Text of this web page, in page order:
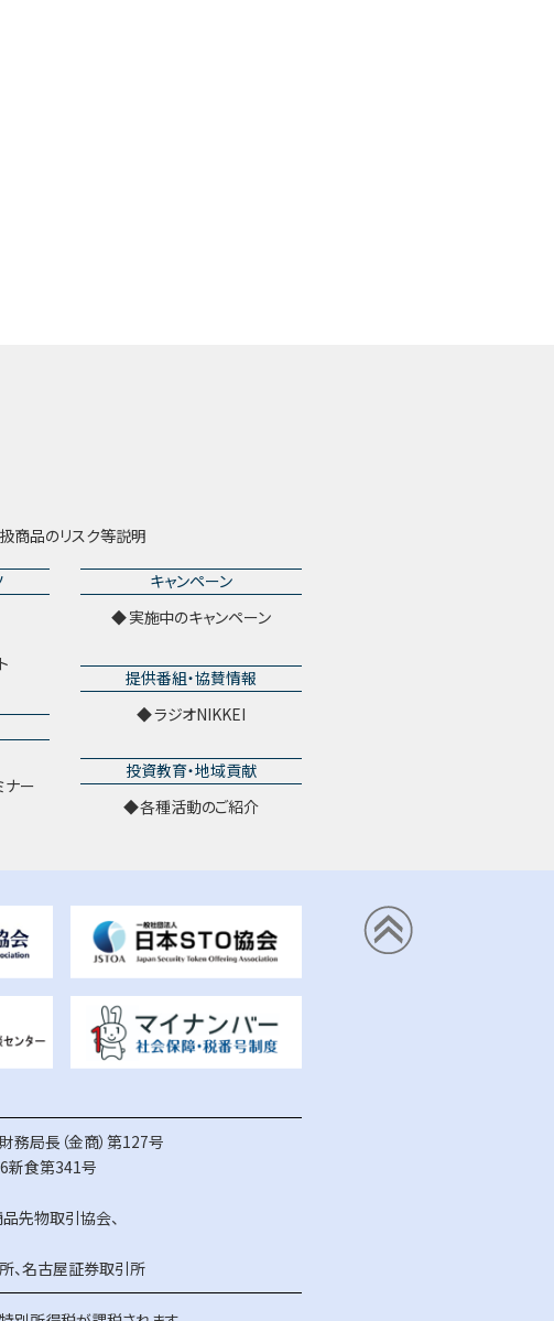
商品のリスク等説明
ナー
キャンペーン
実施中のキャンペーン
提供番組・協賛情報
ラジオNIKKEI
投資教育・地域貢献
各種活動のご紹介
局長（金商）第127号
新食第341号
品先物取引協会、
、名古屋証券取引所